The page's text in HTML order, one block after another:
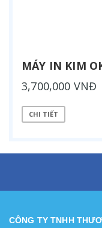
MÁY IN KIM
3,700,000 VNĐ
CHI TIẾT
CÔNG TY TNHH